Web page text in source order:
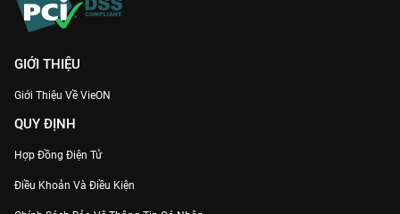
GIỚI THIỆU
Giới Thiệu Về VieON
QUY ĐỊNH
Hợp Đồng Điện Tử
Điều Khoản Và Điều Kiện